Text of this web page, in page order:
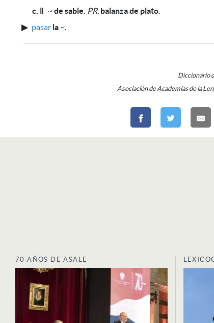
c. ǁ ~de sable. PR. balanza de plato.
▶ pasar la ~.
Diccionario
Asociación de Academias de la
70 AÑOS DE ASALE